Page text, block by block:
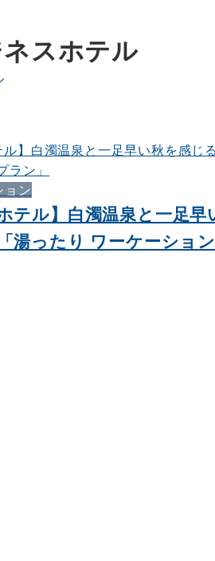
スホテル
ョン
テル】白濁温泉と一足
湯ったり ワーケーション